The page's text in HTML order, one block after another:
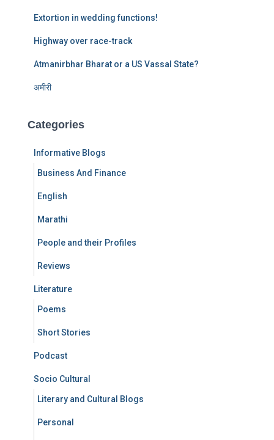
Extortion in wedding functions!
Highway over race-track
Atmanirbhar Bharat or a US Vassal State?
अमीरी
Categories
Informative Blogs
Business And Finance
English
Marathi
People and their Profiles
Reviews
Literature
Poems
Short Stories
Podcast
Socio Cultural
Literary and Cultural Blogs
Personal